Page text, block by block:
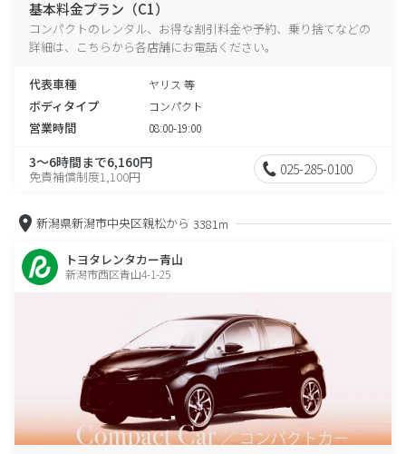
基本料金プラン（C1）
コンパクトのレンタル、お得な割引料金や予約、乗り捨てなどの
詳細は、こちらから各店舗にお電話ください。
代表車種 ヤリス 等
ボディタイプ コンパクト
営業時間 08:00-19:00
3～6時間まで6,160円
免責補償制度1,100円 025-285-0100
新潟県新潟市中央区親松から 3381m
トヨタレンタカー青山
新潟市西区青山4-1-25